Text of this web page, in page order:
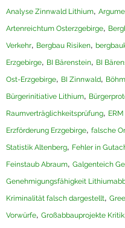
Analyse Zinnwald Lithium,
Artenreichtum Osterzgebirge,
Verkehr, Bergbau Risiken,
Erzgebirge, BI Bärenstein, BI
Ost-Erzgebirge, BI Zinnwald,
Bürgerinitiative Lithium,
Raumverträglichkeitsprüfung,
Erzförderung Erzgebirge, falsche
Statistik Altenberg, Fehler in
Feinstaub Abraum, Galgenteich
Genehmigungsfähigkeit
Kriminalität falsch dargestellt,
Vorwürfe, Großabbauprojekte Kritik